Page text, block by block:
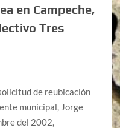
en Campeche,
Tres
de reubicación
municipal, Jorge
del 2002,